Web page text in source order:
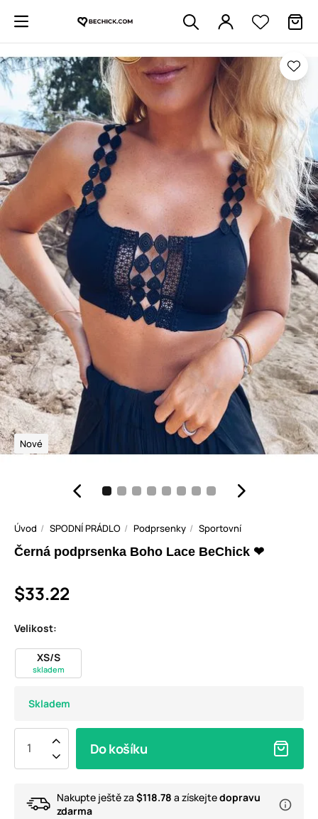
Nové
Úvod SPODNÍ PRÁDLO Podprsenky Sportovní
Černá podprsenka Boho Lace BeChick ❤
$33.22
Velikost:
XS/S
skladem
Skladem
Do košíku
Nakupte ještě za $118.78 a získejtedopravu
zdarma